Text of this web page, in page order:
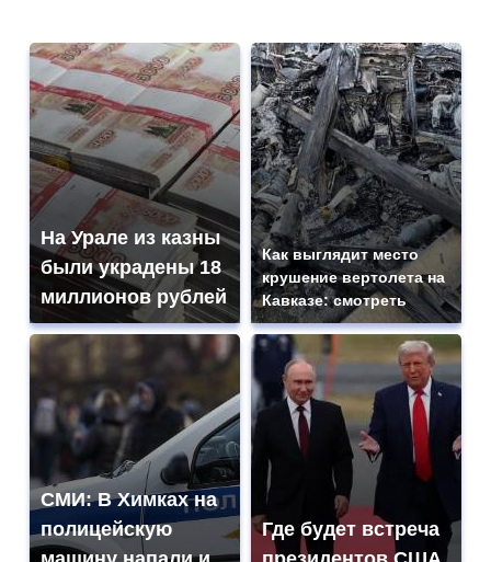
На Урале из казны
были украдены 18
миллионов рублей
Как выглядит место
крушение вертолета на
Кавказе: смотреть
СМИ: В Химках на
полицейскую
Где будет встреча